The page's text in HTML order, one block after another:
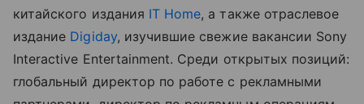
китайского издания IT Home, а также отраслевое
издание Digiday, изучившие свежие вакансии Sony
Interactive Entertainment. Среди открытых позиций:
глобальный директор по работе с рекламными